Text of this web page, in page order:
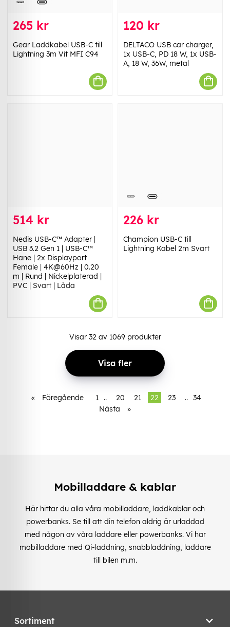
265 kr
Gear Laddkabel USB-C till
Lightning 3m Vit MFI C94
120 kr
DELTACO USB car charger,
1x USB-C, PD 18 W, 1x USB-
A, 18 W, 36W, metal
514 kr
Nedis USB-C™ Adapter |
USB 3.2 Gen 1 | USB-C™
Hane | 2x Displayport
Female | 4K@60Hz | 0.20
m | Rund | Nickelplaterad |
PVC | Svart | Låda
226 kr
Champion USB-C till
Lightning Kabel 2m Svart
Visar 32av 1069produkter
Visa fler
« Föregående 1 .. 20 21 22 23 .. 34
Nästa
»
Mobilladdare & kablar
Här hittar du alla våra mobilladdare, laddkablar och
powerbanks. Se till att din telefon aldrig är urladdad
med någon av våra laddare eller powerbanks. Vi har
mobilladdare med Qi-laddning, snabbladdning, laddare
till bilen m.m.
Sortiment